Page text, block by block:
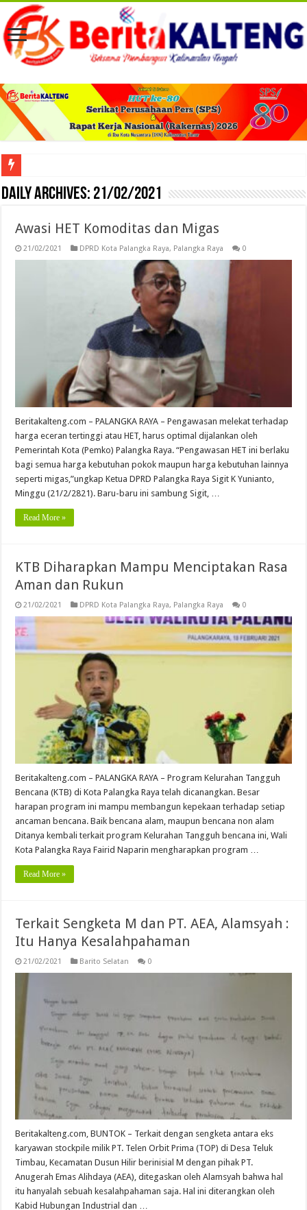
Viral! Selama Dua Bulan Lebih Siltap Serta Tunjangan Pemdes dan BPD di
Daily Archives: 21/02/2021
Awasi HET Komoditas dan Migas
21/02/2021 DPRD Kota Palangka Raya, Palangka Raya 0
Beritakalteng.com – PALANGKA RAYA – Pengawasan melekat terhadap
harga eceran tertinggi atau HET, harus optimal dijalankan oleh
Pemerintah Kota (Pemko) Palangka Raya. “Pengawasan HET ini berlaku
bagi semua harga kebutuhan pokok maupun harga kebutuhan lainnya
seperti migas,”ungkap Ketua DPRD Palangka Raya Sigit K Yunianto,
Minggu (21/2/2821). Baru-baru ini sambung Sigit, …
Read More »
KTB Diharapkan Mampu Menciptakan Rasa
Aman dan Rukun
21/02/2021 DPRD Kota Palangka Raya, Palangka Raya 0
Beritakalteng.com – PALANGKA RAYA – Program Kelurahan Tangguh
Bencana (KTB) di Kota Palangka Raya telah dicanangkan. Besar
harapan program ini mampu membangun kepekaan terhadap setiap
ancaman bencana. Baik bencana alam, maupun bencana non alam
Ditanya kembali terkait program Kelurahan Tangguh bencana ini, Wali
Kota Palangka Raya Fairid Naparin mengharapkan program …
Read More »
Terkait Sengketa M dan PT. AEA, Alamsyah :
Itu Hanya Kesalahpahaman
21/02/2021 Barito Selatan 0
Beritakalteng.com, BUNTOK – Terkait dengan sengketa antara eks
karyawan stockpile milik PT. Telen Orbit Prima (TOP) di Desa Teluk
Timbau, Kecamatan Dusun Hilir berinisial M dengan pihak PT.
Anugerah Emas Alihdaya (AEA), ditegaskan oleh Alamsyah bahwa hal
itu hanyalah sebuah kesalahpahaman saja. Hal ini diterangkan oleh
Kabid Hubungan Industrial dan …